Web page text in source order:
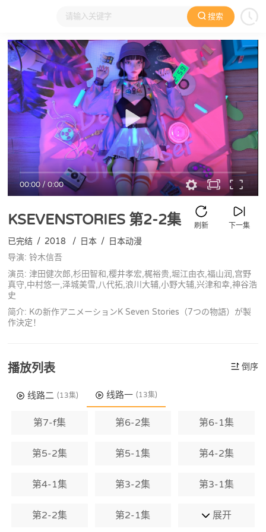
搜索
大家在看 日本动漫 国产动漫 欧美动漫 动漫电影
00:00/0:00
KSEVENSTORIES 第2-2集 下一集
刷新
已完结 / 2018 / 日本 / 日本动漫
导演: 铃木信吾
演员: 津田健次郎,杉田智和,樱井孝宏,梶裕贵,堀江由衣,福山润,宫野
真守,中村悠一,泽城美雪,八代拓,浪川大辅,小野大辅,兴津和幸,神谷浩
史
简介: Kの新作アニメーションK Seven Stories（7つの物語）が製
作決定！
播放列表 倒序
线路二 (13集) 线路一 (13集)
第7-f集 第6-2集 第6-1集
第5-2集 第5-1集 第4-2集
第4-1集 第3-2集 第3-1集
第2-2集 第2-1集 展开